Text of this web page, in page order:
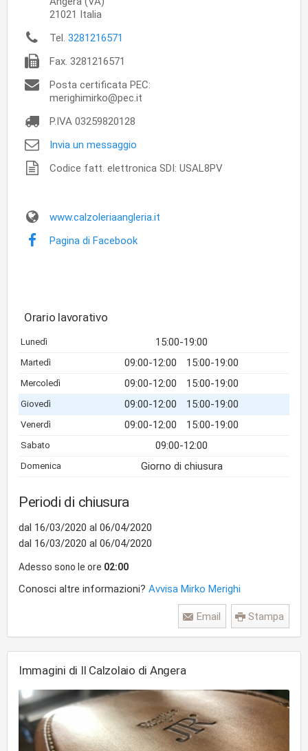
21021 Italia
Tel. 3281216571
Fax. 3281216571
Posta certificata PEC:
merighimirko@pec.it
P.IVA 03259820128
Invia un messaggio
Codice fatt. elettronica SDI: USAL8PV
www.calzoleriaangleria.it
Pagina di Facebook
Orario lavorativo
Lunedì 15:00-19:00
Martedì 09:00-12:00 15:00-19:00
Mercoledì 09:00-12:00 15:00-19:00
Giovedì 09:00-12:00 15:00-19:00
Venerdì 09:00-12:00 15:00-19:00
Sabato 09:00-12:00
Domenica Giorno di chiusura
Periodi di chiusura
dal 16/03/2020 al 06/04/2020
dal 16/03/2020 al 06/04/2020
Adesso sono le ore 02:00
Conosci altre informazioni? Avvisa Mirko Merighi
Stampa
Email
Immagini di Il Calzolaio di Angera